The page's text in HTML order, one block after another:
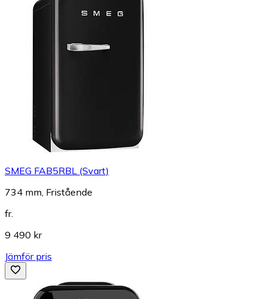
SMEG FAB5RBL (Svart)
734 mm, Fristående
fr.
9 490 kr
Jämför pris